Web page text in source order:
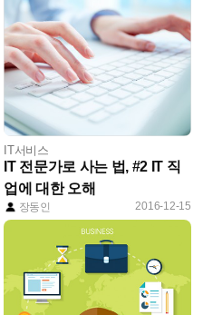
IT서비스
IT 전문가로 사는 법, #2 IT 직
업에 대한 오해
장동인 2016-12-15